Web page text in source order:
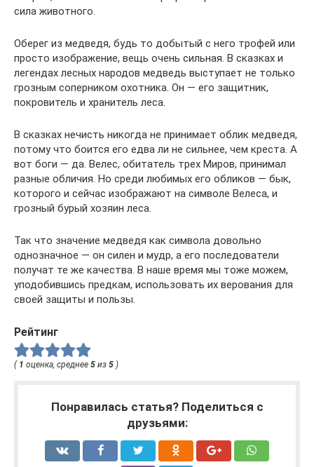
сила животного.
Оберег из медведя, будь то добытый с него трофей или
просто изображение, вещь очень сильная. В сказках и
легендах лесных народов медведь выступает не только
грозным соперником охотника. Он — его защитник,
покровитель и хранитель леса.
В сказках нечисть никогда не принимает облик медведя,
потому что боится его едва ли не сильнее, чем креста. А
вот боги — да. Велес, обитатель трех Миров, принимал
разные обличия. Но среди любимых его обликов — бык,
которого и сейчас изображают на символе Велеса, и
грозный бурый хозяин леса.
Так что значение медведя как символа довольно
однозначное — он силен и мудр, а его последователи
получат те же качества. В наше время мы тоже можем,
уподобившись предкам, использовать их верования для
своей защиты и пользы.
Рейтинг
( 1 оценка, среднее 5 из 5 )
Понравилась статья? Поделиться с
друзьями: